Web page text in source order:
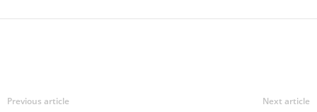
Previous article Next article